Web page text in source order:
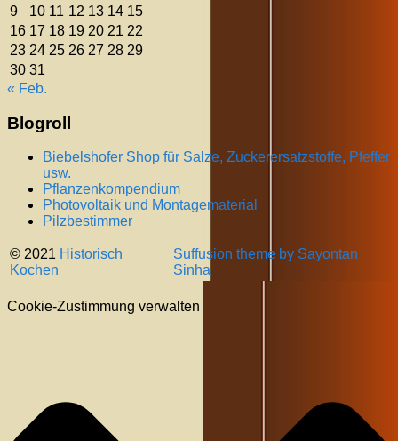
9
10 11 12 13 14 15
16 17 18 19 20 21 22
23 24 25 26 27 28 29
30 31
« Feb.
Blogroll
Biebelshofer Shop für Salze, Zuckerersatzstoffe, Pfeffer
usw.
Pflanzenkompendium
Photovoltaik und Montagematerial
Pilzbestimmer
© 2021 Historisch
Kochen
Suffusion theme by Sayontan
Sinha
Cookie-Zustimmung verwalten